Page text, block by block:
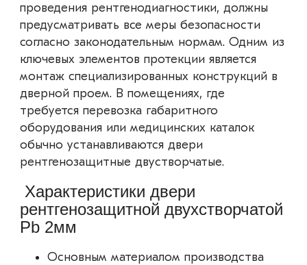
проведения рентгенодиагностики, должны
предусматривать все меры безопасности
согласно законодательным нормам. Одним из
ключевых элементов протекции является
монтаж специализированных конструкций в
дверной проем. В помещениях, где
требуется перевозка габаритного
оборудования или медицинских каталок
обычно устанавливаются двери
рентгенозащитные двустворчатые.
Характеристики двери
рентгенозащитной двухстворчатой
Pb 2мм
Основным материалом производства